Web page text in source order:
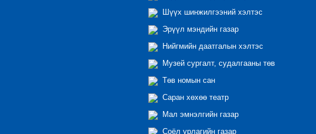
Шүүх шинжилгээний хэлтэс
Эрүүл мэндийн газар
Нийгмийн даатгалын хэлтэс
Музей сургалт, судалгааны төв
Төв номын сан
Саран хөхөө театр
Мал эмнэлгийн газар
Соёл урлагийн газар